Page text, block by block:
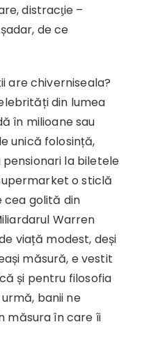
distracƫie –
de ce
are chiverniseala?
din lumea
în milioane sau
unică folosință,
la biletele
o sticlă
cea golită din
Warren
viață modest, deși
măsură, e vestit
și pentru filosofia
banii ne
măsura în care îi